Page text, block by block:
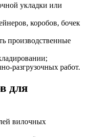
укладки или
коробов, бочек
производственные
разгрузочных работ.
для
вилочных